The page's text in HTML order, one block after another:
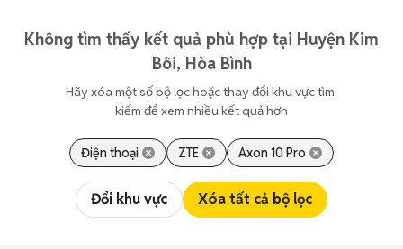
Không tìm thấy kết quả phù hợp tại Huyện Kim
Bôi, Hòa Bình
Hãy xóa một số bộ lọc hoặc thay đổi khu vực tìm
kiếm để xem nhiều kết quả hơn
Điện thoại ZTE Axon 10 Pro
Đổi khu vực Xóa tất cả bộ lọc